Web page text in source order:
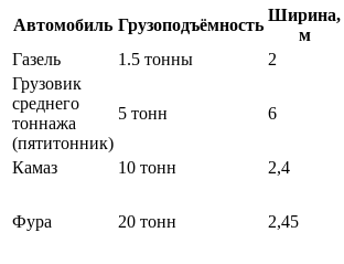
Автомобиль Грузоподъёмность
Ширина,
м
Газель
1.5 тонны 2
Грузовик
среднего
тоннажа
(пятитонник)
5 тонн 6
Камаз 10 тонн 2,4
Фура 20 тонн 2,45